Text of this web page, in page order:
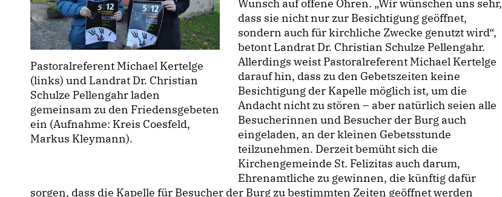
Pastoralreferent Michael Kertelge
(links) und Landrat Dr. Christian
Schulze Pellengahr laden
gemeinsam zu den Friedensgebeten
ein (Aufnahme: Kreis Coesfeld,
Markus Kleymann).
Wunsch auf offene Ohren. „Wir wünschen uns sehr,
dass sie nicht nur zur Besichtigung geöffnet,
sondern auch für kirchliche Zwecke genutzt wird“,
betont Landrat Dr. Christian Schulze Pellengahr.
Allerdings weist Pastoralreferent Michael Kertelge
darauf hin, dass zu den Gebetszeiten keine
Besichtigung der Kapelle möglich ist, um die
Andacht nicht zu stören – aber natürlich seien alle
Besucherinnen und Besucher der Burg auch
eingeladen, an der kleinen Gebetsstunde
teilzunehmen. Derzeit bemüht sich die
Kirchengemeinde St. Felizitas auch darum,
Ehrenamtliche zu gewinnen, die künftig dafür
sorgen, dass die Kapelle für Besucher der Burg zu bestimmten Zeiten geöffnet werden